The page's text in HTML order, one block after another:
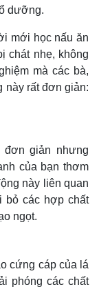
dưỡng.
mới học nấu ăn
chát nhẹ, không
mà các bà,
này rất đơn giản:
giản nhưng
của bạn thơm
này liên quan
bỏ các hợp chất
ngọt.
cứng cáp của lá
phóng các chất